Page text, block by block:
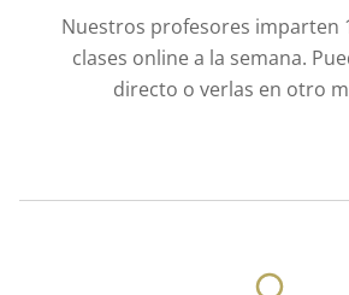
Nuestros profesores imparten
clases online a la semana.
directo o verlas en otro